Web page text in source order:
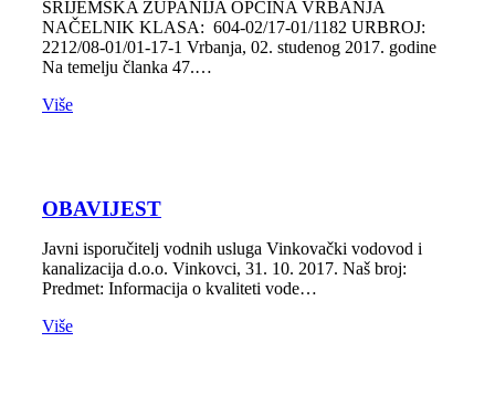
SRIJEMSKA ŽUPANIJA OPĆINA VRBANJA
NAČELNIK KLASA: 604-02/17-01/1182 URBROJ:
2212/08-01/01-17-1 Vrbanja, 02. studenog 2017. godine
Na temelju članka 47.…
Više
OBAVIJEST
Javni isporučitelj vodnih usluga Vinkovački vodovod i
kanalizacija d.o.o. Vinkovci, 31. 10. 2017. Naš broj:
Predmet: Informacija o kvaliteti vode…
Više